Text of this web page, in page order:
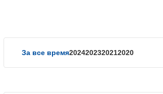
За все время2024202320212020